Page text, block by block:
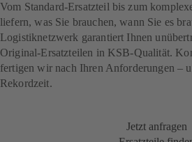
Vom Standard-Ersatzteil bis zum
liefern, was Sie brauchen, wann Sie es
Logistiknetzwerk garantiert Ihnen
Original-Ersatzteilen in KSB-Qualität.
fertigen wir nach Ihren Anforderungen –
Rekordzeit.
Jetzt anfragen